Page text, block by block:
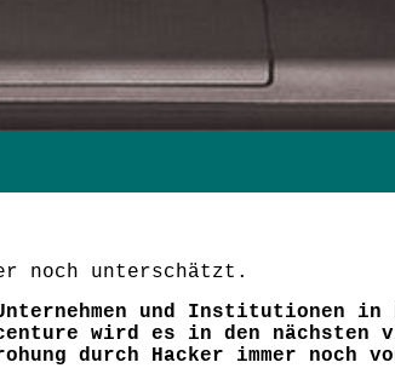
noch unterschätzt.
und Institutionen in
wird es in den nächsten
durch Hacker immer noch